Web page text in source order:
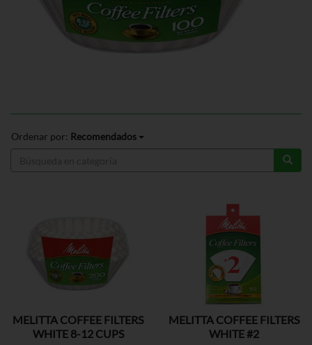
Ordenar por: Recomendados
MELITTA COFFEE FILTERS
WHITE 8-12 CUPS
MELITTA COFFEE FILTERS
WHITE #2